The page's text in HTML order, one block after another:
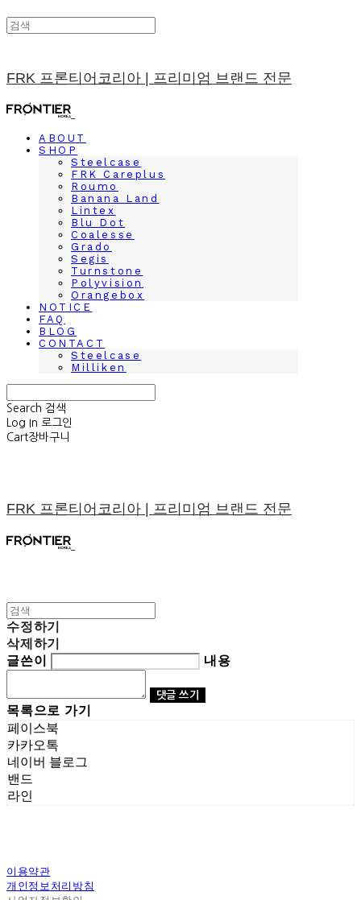
FRK 프론티어코리아 | 프리미엄 브랜드 전문
ABOUT
SHOP
Steelcase
FRK Careplus
Roumo
Banana Land
Lintex
Blu Dot
Coalesse
Grado
Segis
Turnstone
Polyvision
Orangebox
NOTICE
FAQ
BLOG
CONTACT
Steelcase
Milliken
Search 검색
Log In 로그인
Cart장바구니
FRK 프론티어코리아 | 프리미엄 브랜드 전문
수정하기
삭제하기
글쓴이
내용
댓글 쓰기
목록으로 가기
페이스북
카카오톡
네이버 블로그
밴드
라인
이용약관
개인정보처리방침